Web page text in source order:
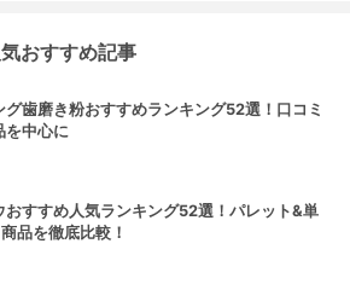
おすすめ記事
グ歯磨き粉おすすめランキング52選！口コミ
を中心に
おすすめ人気ランキング52選！パレット&単
品を徹底比較！